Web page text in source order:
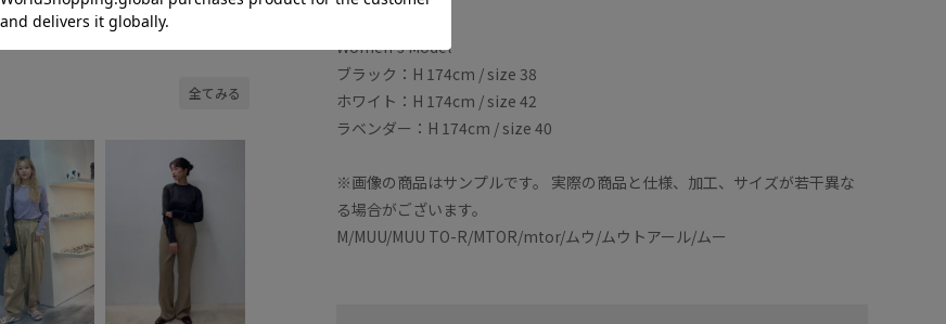
全てみる
Women's Model
ブラック：H 174cm / size 38
ホワイト：H 174cm / size 42
ラベンダー：H 174cm / size 40
※画像の商品はサンプルです。 実際の商品と仕様、加工、サイズが若干異な
る場合がございます。
M/MUU/MUU TO-R/MTOR/mtor/ムウ/ムウトアール/ムー